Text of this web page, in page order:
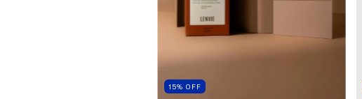
15% OFF